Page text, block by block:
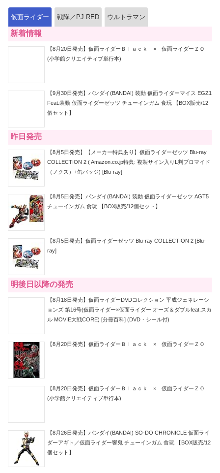
仮面ライダー 戦隊／PJ.RED ウルトラマン
新着情報
【8月20日発売】仮面ライダーＢｌａｃｋ × 仮面ライダーＺＯ
(小学館クリエイティブ単行本)
【9月30日発売】バンダイ(BANDAI) 装動 仮面ライダーマイス EGZ1
Feat.装動 仮面ライダーゼッツ チューインガム 食玩 【BOX販売/12
個セット】
昨日発売
【8月5日発売】【メーカー特典あり】仮面ライダーゼッツ Blu-ray
COLLECTION 2 ( Amazon.co.jp特典: 複製サイン入りL判ブロマイド
（ノクス）+缶バッジ) [Blu-ray]
【8月5日発売】バンダイ(BANDAI) 装動 仮面ライダーゼッツ AGT5
チューインガム 食玩 【BOX販売/12個セット】
【8月5日発売】仮面ライダーゼッツ Blu-ray COLLECTION 2 [Blu-
ray]
明後日以降の発売
【8月18日発売】仮面ライダーDVDコレクション 平成ジェネレーシ
ョンズ 第16号(仮面ライダー×仮面ライダー オーズ＆ダブルfeat.スカ
ル MOVIE大戦CORE) [分冊百科] (DVD・シール付)
【8月20日発売】仮面ライダーＢｌａｃｋ × 仮面ライダーＺＯ
【8月20日発売】仮面ライダーＢｌａｃｋ × 仮面ライダーＺＯ
(小学館クリエイティブ単行本)
【8月26日発売】バンダイ(BANDAI) SO-DO CHRONICLE 仮面ライ
ダーアギト／仮面ライダー響鬼 チューインガム 食玩 【BOX販売/12
個セット】